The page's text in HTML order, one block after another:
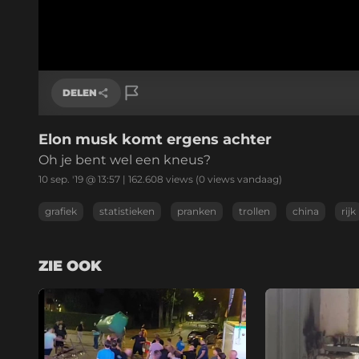
DELEN
Link kopiëren
Elon musk komt ergens achter
Oh je bent wel een kneus?
10 sep. '19 @ 13:57 | 162.608 views (0 views vandaag)
grafiek statistieken pranken trollen china rijk
ZIE OOK